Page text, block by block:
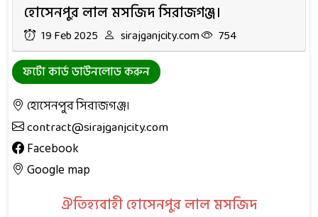
হোসেনপুর লাল মসজিদ সিরাজগঞ্জ।
19 Feb 2025 sirajganjcity.com 754
ফটো কার্ড ডাউনলোড করুন
হোসেনপুর সিরাজগঞ্জ।
contract@sirajganjcity.com
Facebook
Google map
ঐতিহ্যবাহী হোসেনপুর লাল মসজিদ